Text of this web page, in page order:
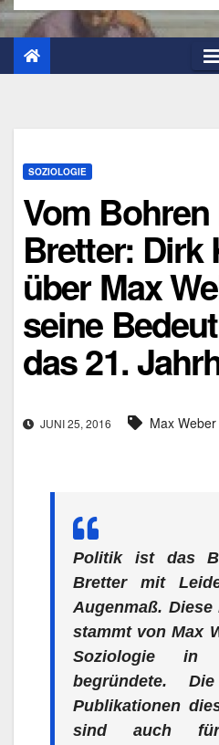
SOZIOLOGIE
Vom
Bretter: Dirk
über Max
seine
das 21.
JUNI 25, 2016 Max Weber
Politik ist das
Bretter mit
Augenmaß.
stammt von Max
Soziologie in
begründete.
Publikationen
sind auch